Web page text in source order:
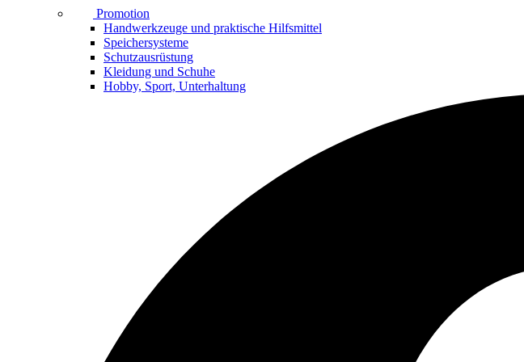
Promotion
Handwerkzeuge und praktische Hilfsmittel
Speichersysteme
Schutzausrüstung
Kleidung und Schuhe
Hobby, Sport, Unterhaltung